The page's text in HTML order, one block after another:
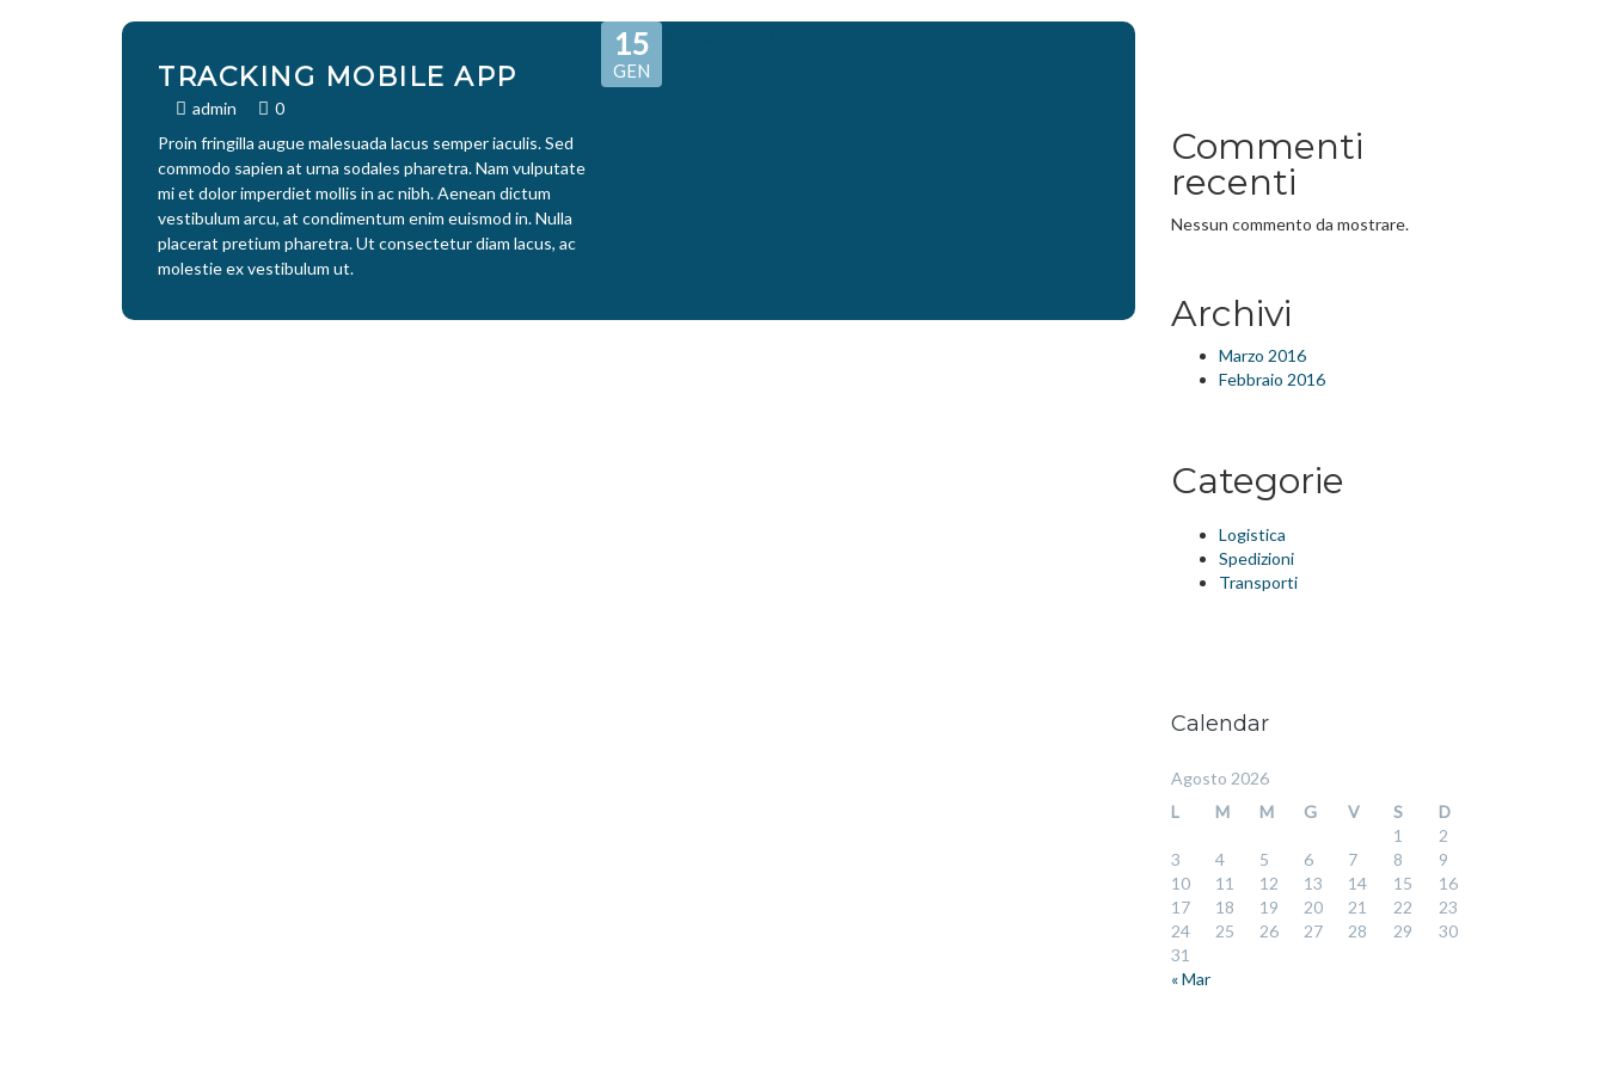
TRACKING MOBILE APP
15
GEN
admin
0
Proin fringilla augue malesuada lacus semper iaculis. Sed
commodo sapien at urna sodales pharetra. Nam vulputate
mi et dolor imperdiet mollis in ac nibh. Aenean dictum
vestibulum arcu, at condimentum enim euismod in. Nulla
placerat pretium pharetra. Ut consectetur diam lacus, ac
molestie ex vestibulum ut.
Commenti
recenti
Nessun commento da mostrare.
Archivi
Marzo 2016
Febbraio 2016
Categorie
Logistica
Spedizioni
Transporti
Calendar
Agosto 2026
L
M M G V S
D
1
2
3
4 5 6 7 8
9
10
11 12 13 14 15
16
17
18 19 20 21 22
23
24
25 26 27 28 29
30
31
« Mar